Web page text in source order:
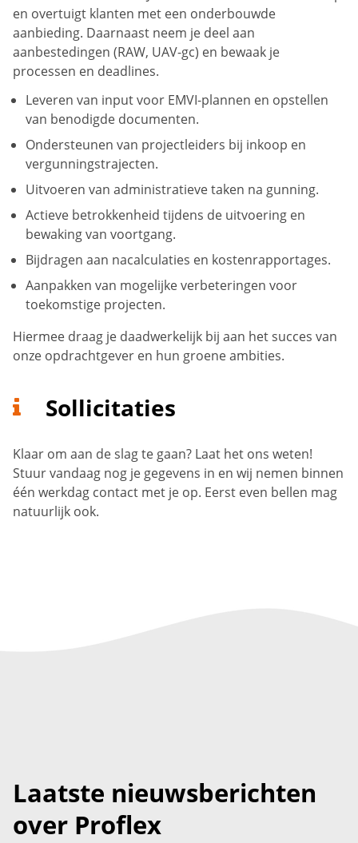
en overtuigt klanten met een onderbouwde
aanbieding. Daarnaast neem je deel aan
aanbestedingen (RAW, UAV-gc) en bewaak je
processen en deadlines.
Leveren van input voor EMVI-plannen en opstellen
van benodigde documenten.
Ondersteunen van projectleiders bij inkoop en
vergunningstrajecten.
Uitvoeren van administratieve taken na gunning.
Actieve betrokkenheid tijdens de uitvoering en
bewaking van voortgang.
Bijdragen aan nacalculaties en kostenrapportages.
Aanpakken van mogelijke verbeteringen voor
toekomstige projecten.
Hiermee draag je daadwerkelijk bij aan het succes van
onze opdrachtgever en hun groene ambities.
Sollicitaties
Klaar om aan de slag te gaan? Laat het ons weten!
Stuur vandaag nog je gegevens in en wij nemen binnen
één werkdag contact met je op. Eerst even bellen mag
natuurlijk ook.
Laatste nieuwsberichten
over Proflex